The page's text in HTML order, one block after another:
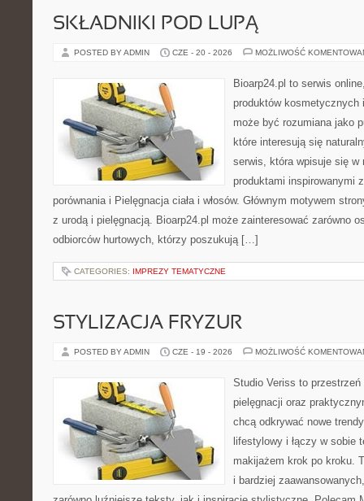
SKŁADNIKI POD LUPĄ
POSTED BY ADMIN CZE - 20 - 2026 MOŻLIWOŚĆ
Bioarp24.pl to serwis
produktów kosmetycznych
może być rozumiana jako
które interesują się
serwis, która wpisuje się w
produktami inspirowanymi
porównania i Pielęgnacja ciała i włosów. Głównym motywem
z urodą i pielęgnacją. Bioarp24.pl może zainteresować zarówno
odbiorców hurtowych, którzy poszukują […]
CATEGORIES: IMPREZY TEMATYCZNE
STYLIZACJA FRYZUR
POSTED BY ADMIN CZE - 19 - 2026 MOŻLIWOŚĆ
Studio Veriss to
pielęgnacji oraz
chcą odkrywać nowe
lifestylowy i łączy w sobie
makijażem krok po kroku.
i bardziej